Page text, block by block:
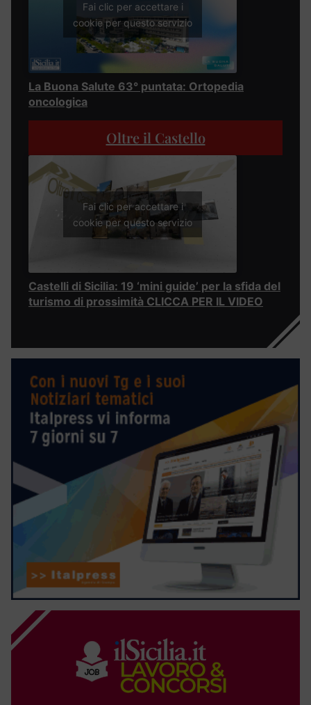
Fai clic per accettare i
cookie per questo servizio
La Buona Salute 63° puntata: Ortopedia
oncologica
Oltre il Castello
Fai clic per accettare i
cookie per questo servizio
Castelli di Sicilia: 19 ‘mini guide’ per la sfida del
turismo di prossimità CLICCA PER IL VIDEO